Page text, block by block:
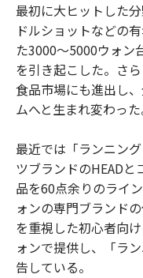
最初に大ヒットした
ドルショットなどの
た3000〜5000ウォン
を引き起こした。さ
食品市場にも進出し
ムへと生まれ変わった
最近では「ランニン
ツブランドのHEAD
品を60点余りのライ
ォンの専門ブランド
を重視した初心者向
ォンで提供し、「ラ
告している。